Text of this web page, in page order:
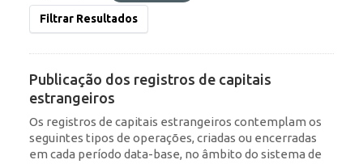
Filtrar Resultados
Publicação dos registros de capitais
estrangeiros
Os registros de capitais estrangeiros contemplam os
seguintes tipos de operações, criadas ou encerradas
em cada período data-base, no âmbito do sistema de